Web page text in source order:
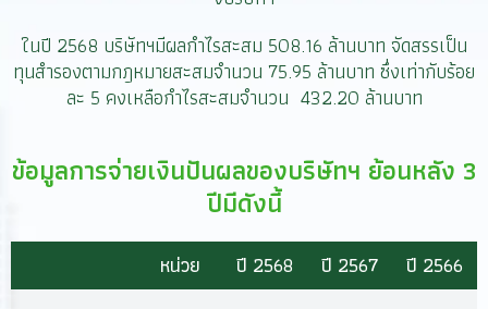
ในปี 2568 บริษัทฯมีผลกำไรสะสม 508.16 ล้านบาท จัดสรรเป็น
ทุนสำรองตามกฎหมายสะสมจำนวน 75.95 ล้านบาท ซึ่งเท่ากับร้อย
ละ 5 คงเหลือกำไรสะสมจำนวน 432.20 ล้านบาท
ข้อมูลการจ่ายเงินปันผลของบริษัทฯ ย้อนหลัง 3
ปีมีดังนี้
หน่วย ปี 2568 ปี 2567 ปี 2566